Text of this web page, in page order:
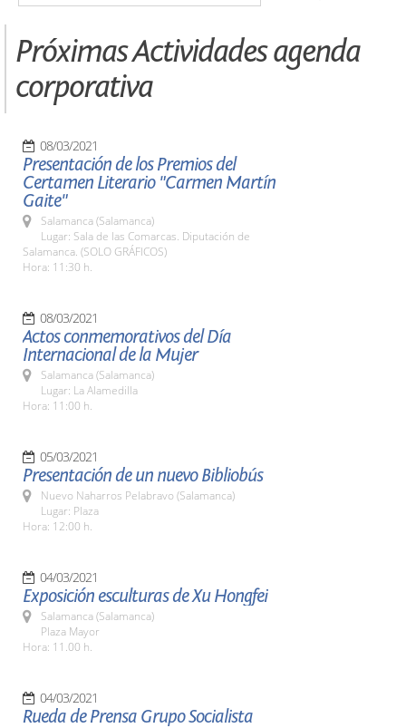
Próximas Actividades agenda
corporativa
08/03/2021
Presentación de los Premios del
Certamen Literario "Carmen Martín
Gaite"
Salamanca (Salamanca)
Lugar: Sala de las Comarcas. Diputación de
Salamanca. (SOLO GRÁFICOS)
Hora: 11:30 h.
08/03/2021
Actos conmemorativos del Día
Internacional de la Mujer
Salamanca (Salamanca)
Lugar: La Alamedilla
Hora: 11:00 h.
05/03/2021
Presentación de un nuevo Bibliobús
Nuevo Naharros Pelabravo (Salamanca)
Lugar: Plaza
Hora: 12:00 h.
04/03/2021
Exposición esculturas de Xu Hongfei
Salamanca (Salamanca)
Plaza Mayor
Hora: 11.00 h.
04/03/2021
Rueda de Prensa Grupo Socialista